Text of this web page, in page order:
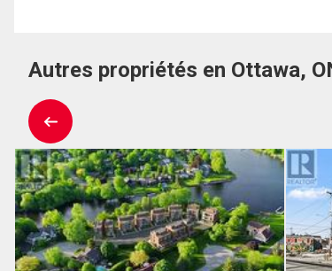
Autres propriétés en Ottawa,